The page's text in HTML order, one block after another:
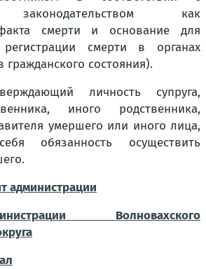
законодательством как
смерти и основание для
регистрации смерти в органах
гражданского состояния).
личность супруга,
иного родственника,
умершего или иного лица,
обязанность осуществить
администрации
Волновахского